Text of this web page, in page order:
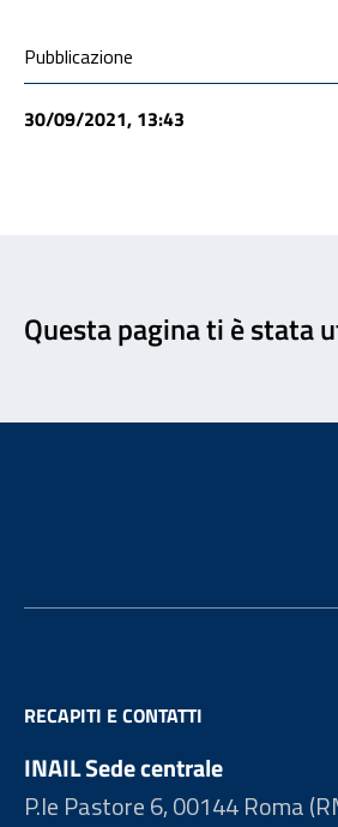
Condivisione social
Pubblicazione
30/09/2021, 13:43
Questa pagina ti è stata
RECAPITI E CONTATTI
INAIL Sede centrale
P.le Pastore 6, 00144 Roma